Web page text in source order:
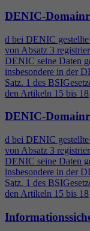
DENIC-
d bei DENIC
von Absatz 3
DENIC seine Daten
insbesondere in der
Satz. 1 des
den Artikeln 15 bis 18
DENIC-
d bei DENIC
von Absatz 3
DENIC seine Daten
insbesondere in der
Satz. 1 des
den Artikeln 15 bis 18